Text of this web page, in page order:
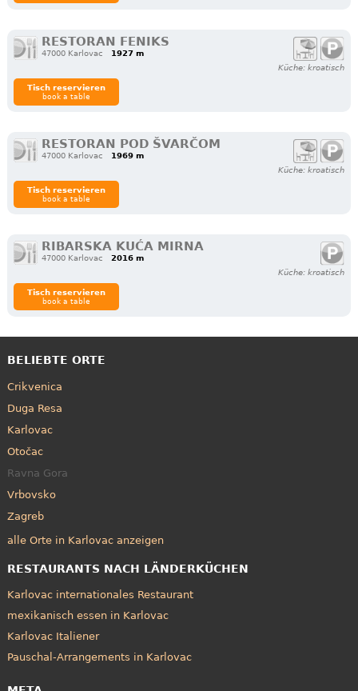
RESTORAN FENIKS
47000 Karlovac
1927 m
Küche: kroatisch
Tisch reservieren
book a table
RESTORAN POD ŠVARČOM
47000 Karlovac
1969 m
Küche: kroatisch
Tisch reservieren
book a table
RIBARSKA KUĆA MIRNA
47000 Karlovac
2016 m
Küche: kroatisch
Tisch reservieren
book a table
BELIEBTE ORTE
Crikvenica
Duga Resa
Karlovac
Otočac
Ravna Gora
Vrbovsko
Zagreb
alle Orte in Karlovac anzeigen
RESTAURANTS NACH LÄNDERKÜCHEN
Karlovac internationales Restaurant
mexikanisch essen in Karlovac
Karlovac Italiener
Pauschal-Arrangements in Karlovac